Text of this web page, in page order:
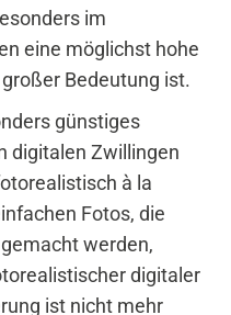
im
eine möglichst hohe
Bedeutung ist.
günstiges
digitalen Zwillingen
à la
Fotos, die
werden,
digitaler
ist nicht mehr